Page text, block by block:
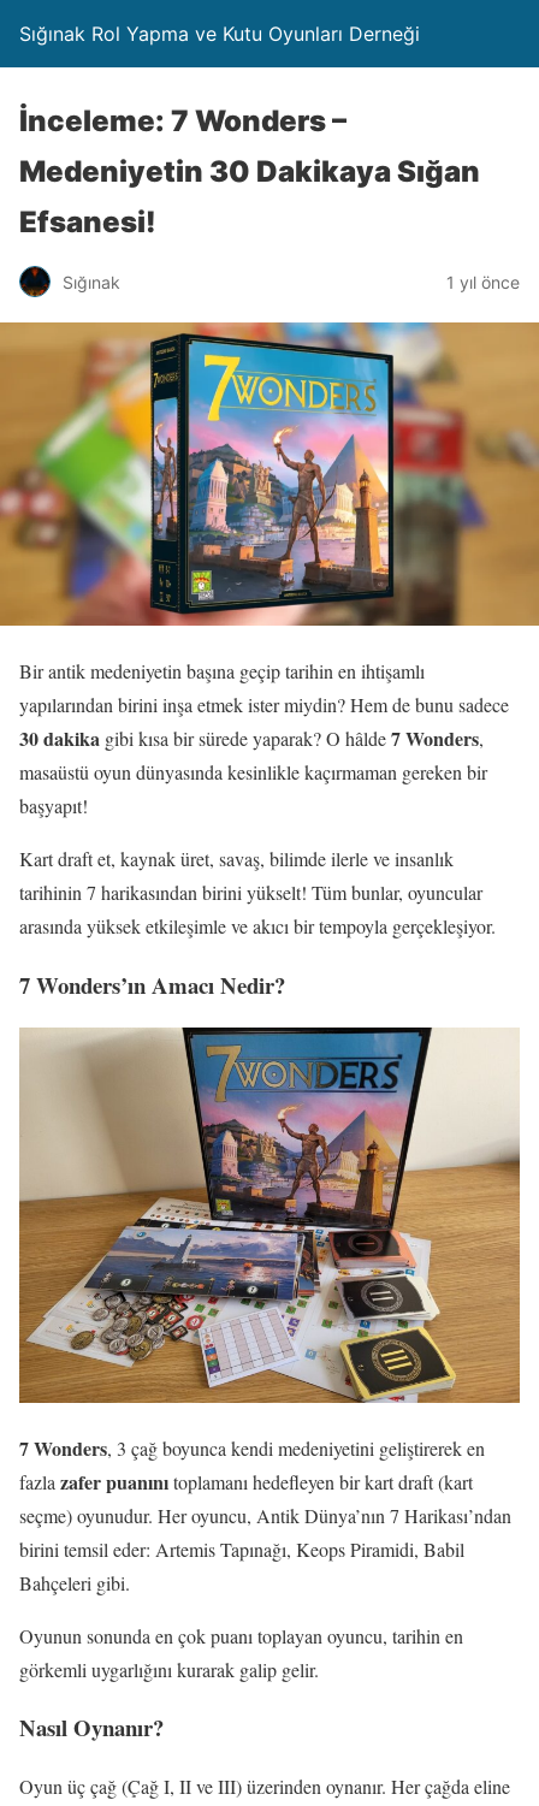
Sığınak Rol Yapma ve Kutu Oyunları Derneği
İnceleme: 7 Wonders –
Medeniyetin 30 Dakikaya Sığan
Efsanesi!
Sığınak 1 yıl önce
Bir antik medeniyetin başına geçip tarihin en ihtişamlı
yapılarından birini inşa etmek ister miydin? Hem de bunu sadece
30 dakika gibi kısa bir sürede yaparak? O hâlde7 Wonders,
masaüstü oyun dünyasında kesinlikle kaçırmaman gereken bir
başyapıt!
Kart draft et, kaynak üret, savaş, bilimde ilerle ve insanlık
tarihinin 7 harikasından birini yükselt! Tüm bunlar, oyuncular
arasında yüksek etkileşimle ve akıcı bir tempoyla gerçekleşiyor.
7 Wonders’ın Amacı Nedir?
7 Wonders, 3 çağ boyunca kendi medeniyetini geliştirerek en
fazla zafer puanınıtoplamanı hedefleyen bir kart draft (kart
seçme) oyunudur. Her oyuncu, Antik Dünya’nın 7 Harikası’ndan
birini temsil eder: Artemis Tapınağı, Keops Piramidi, Babil
Bahçeleri gibi.
Oyunun sonunda en çok puanı toplayan oyuncu, tarihin en
görkemli uygarlığını kurarak galip gelir.
Nasıl Oynanır?
Oyun üç çağ (Çağ I, II ve III) üzerinden oynanır. Her çağda eline